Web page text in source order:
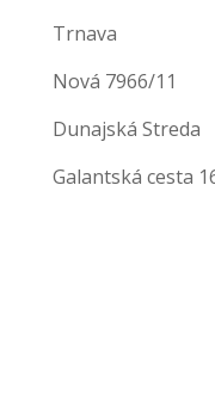
Trnava
Nová 7966/11
Dunajská Streda
Galantská cesta